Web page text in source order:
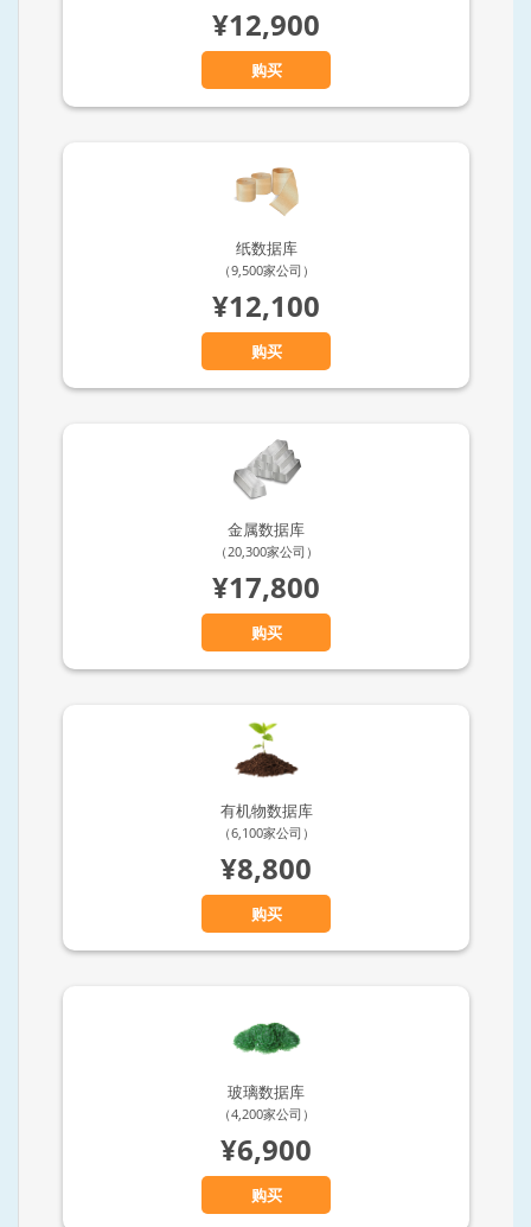
¥12,900
购买
纸数据库
（9,500家公司）
¥12,100
购买
金属数据库
（20,300家公司）
¥17,800
购买
有机物数据库
（6,100家公司）
¥8,800
购买
玻璃数据库
（4,200家公司）
¥6,900
购买